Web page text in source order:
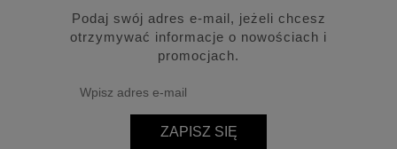
Podaj swój adres e-mail, jeżeli chcesz
otrzymywać informacje o nowościach i
promocjach.
ZAPISZ SIĘ